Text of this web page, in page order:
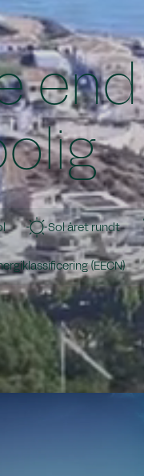
Sol året rundt
(EECN)